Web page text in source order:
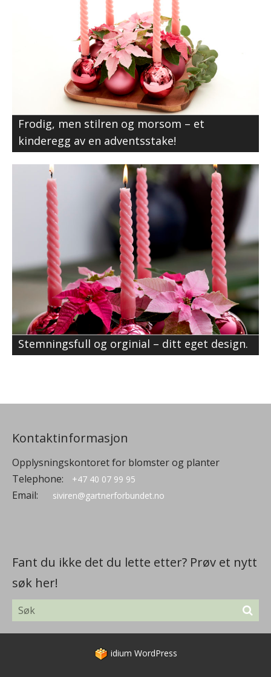
Frodig, men stilren og morsom – et
kinderegg av en adventsstake!
Stemningsfull og orginial – ditt eget design.
Kontaktinformasjon
Opplysningskontoret for blomster og planter
Telephone:
+47 40 07 99 95
Email: siviren@gartnerforbundet.no
Fant du ikke det du lette etter? Prøv et nytt
søk her!
idium WordPress